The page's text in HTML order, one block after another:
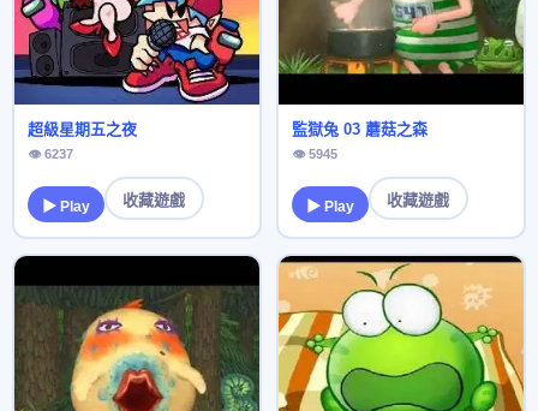
超級星期五之夜
👁 6237
▶ Play 收藏遊戲
監獄兔 03 蘑菇之森
👁 5945
▶ Play 收藏遊戲